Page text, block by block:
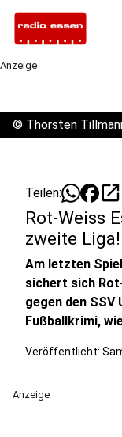
Anzeige
© Thorsten
Teilen: open_in_new
Rot-Weiss
zweite Liga!
Am letzten
sichert sich
gegen den SSV
Fußballkrimi,
Veröffentlicht:
Anzeige